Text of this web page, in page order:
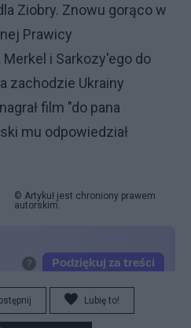
Ziobry. Znowu gorąco w
Prawicy
i Sarkozy'ego do
zachodzie Ukrainy
film "do pana
mu odpowiedział
© Artykuł jest chroniony prawem
autorskim.
Lubię to!